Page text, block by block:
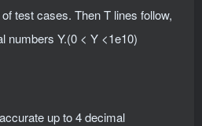
test cases. Then T lines follow,
numbers Y.(0 < Y <1e10)
up to 4 decimal